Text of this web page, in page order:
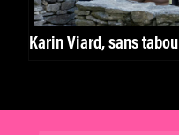
Karin Viard, sans tabou